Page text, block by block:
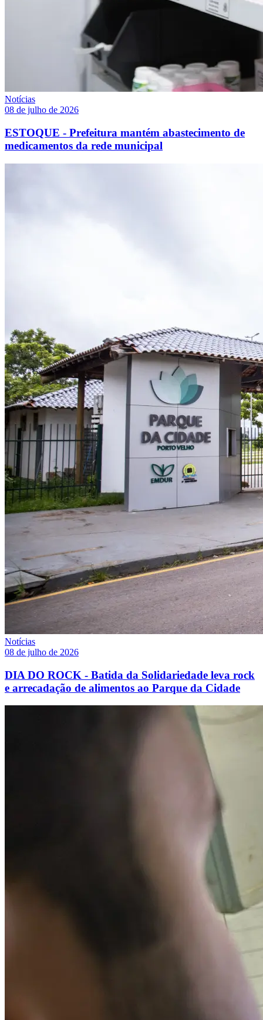
Notícias
08 de julho de 2026
ESTOQUE - Prefeitura mantém abastecimento de
medicamentos da rede municipal
Notícias
08 de julho de 2026
DIA DO ROCK - Batida da Solidariedade leva rock
e arrecadação de alimentos ao Parque da Cidade